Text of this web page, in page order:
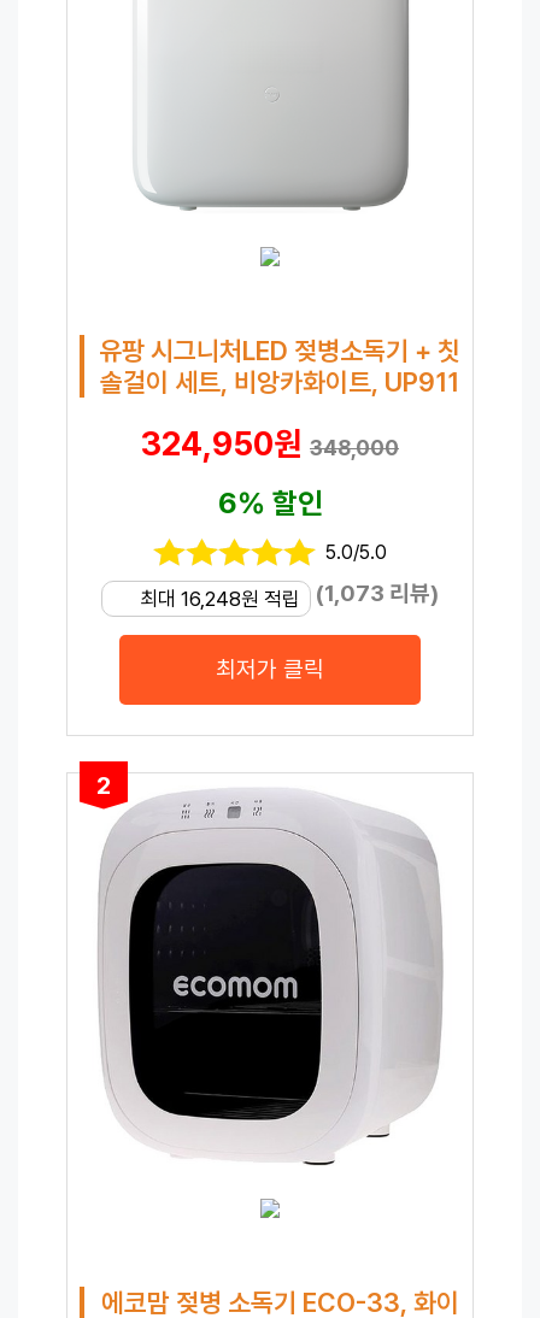
유팡 시그니처LED 젖병소독기 + 칫
솔걸이 세트, 비앙카화이트, UP911
324,950원 348,000
6% 할인
5.0/5.0
최대 16,248원 적립 (1,073 리뷰)
최저가 클릭
2
에코맘 젖병 소독기 ECO-33, 화이